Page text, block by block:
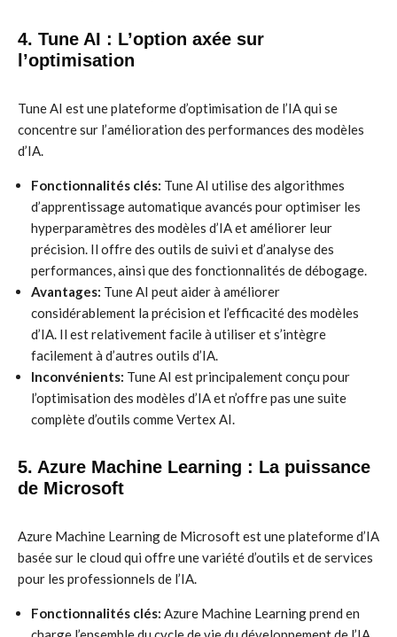
4. Tune AI : L’option axée sur
l’optimisation
Tune AI est une plateforme d’optimisation de l’IA qui se
concentre sur l’amélioration des performances des modèles
d’IA.
Fonctionnalités clés: Tune AI utilise des algorithmes
d’apprentissage automatique avancés pour optimiser les
hyperparamètres des modèles d’IA et améliorer leur
précision. Il offre des outils de suivi et d’analyse des
performances, ainsi que des fonctionnalités de débogage.
Avantages: Tune AI peut aider à améliorer
considérablement la précision et l’efficacité des modèles
d’IA. Il est relativement facile à utiliser et s’intègre
facilement à d’autres outils d’IA.
Inconvénients: Tune AI est principalement conçu pour
l’optimisation des modèles d’IA et n’offre pas une suite
complète d’outils comme Vertex AI.
5. Azure Machine Learning : La puissance
de Microsoft
Azure Machine Learning de Microsoft est une plateforme d’IA
basée sur le cloud qui offre une variété d’outils et de services
pour les professionnels de l’IA.
Fonctionnalités clés: Azure Machine Learning prend en